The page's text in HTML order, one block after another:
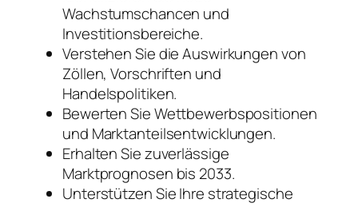
Wachstumschancen und
Investitionsbereiche.
Verstehen Sie die Auswirkungen von
Zöllen, Vorschriften und
Handelspolitiken.
Bewerten Sie Wettbewerbspositionen
und Marktanteilsentwicklungen.
Erhalten Sie zuverlässige
Marktprognosen bis 2033.
Unterstützen Sie Ihre strategische